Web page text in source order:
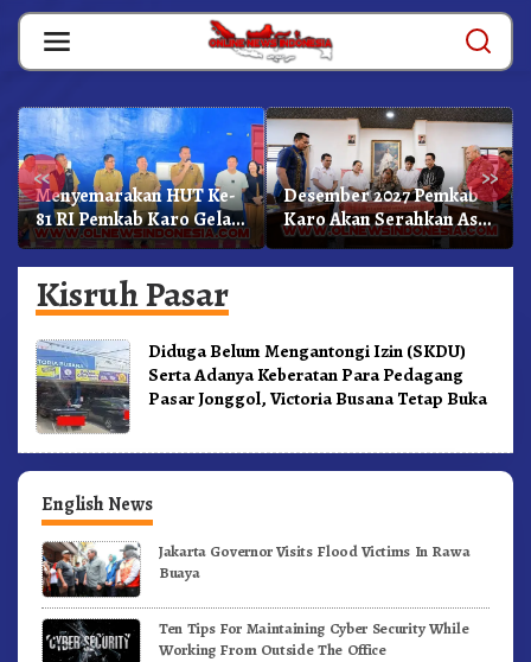
Skip
content
« »
Menyemarakan HUT Ke-
81 RI Pemkab Karo Gelar
Pertandingan Olahraga
Desember 2027 Pemkab
Karo Akan Serahkan Aset
RSUD Kabanjahe Ke
Moderamen GBKP
Kisruh Pasar
Diduga Belum Mengantongi Izin (SKDU)
Serta Adanya Keberatan Para Pedagang
Pasar Jonggol, Victoria Busana Tetap Buka
English News
Jakarta Governor Visits Flood Victims In Rawa
Buaya
Ten Tips For Maintaining Cyber Security While
Working From Outside The Office